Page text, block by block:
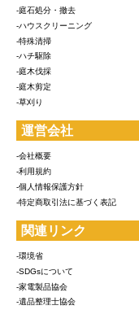
-庭石処分・撤去
-ハウスクリーニング
-特殊清掃
-ハチ駆除
-庭木伐採
-庭木剪定
-草刈り
運営会社
-会社概要
-利用規約
-個人情報保護方針
-特定商取引法に基づく表記
関連リンク
-環境省
-SDGsについて
-家電製品協会
-遺品整理士協会